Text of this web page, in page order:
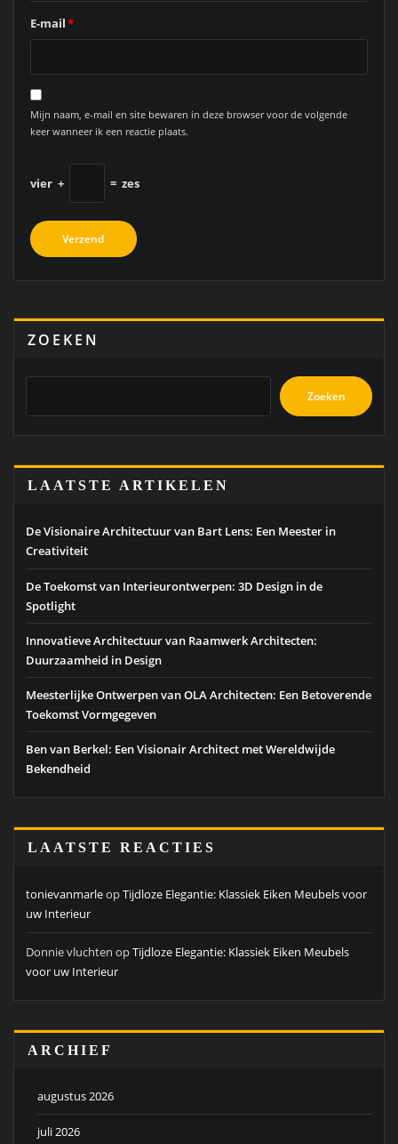
E-mail*
Mijn naam, e-mail en site bewaren in deze browser voor de volgende
keer wanneer ik een reactie plaats.
vier + = zes
ZOEKEN
Zoeken
LAATSTE ARTIKELEN
De Visionaire Architectuur van Bart Lens: Een Meester in
Creativiteit
De Toekomst van Interieurontwerpen: 3D Design in de
Spotlight
Innovatieve Architectuur van Raamwerk Architecten:
Duurzaamheid in Design
Meesterlijke Ontwerpen van OLA Architecten: Een Betoverende
Toekomst Vormgegeven
Ben van Berkel: Een Visionair Architect met Wereldwijde
Bekendheid
LAATSTE REACTIES
tonievanmarleopTijdloze Elegantie: Klassiek Eiken Meubels voor
uw Interieur
Donnie vluchten opTijdloze Elegantie: Klassiek Eiken Meubels
voor uw Interieur
ARCHIEF
augustus 2026
juli 2026